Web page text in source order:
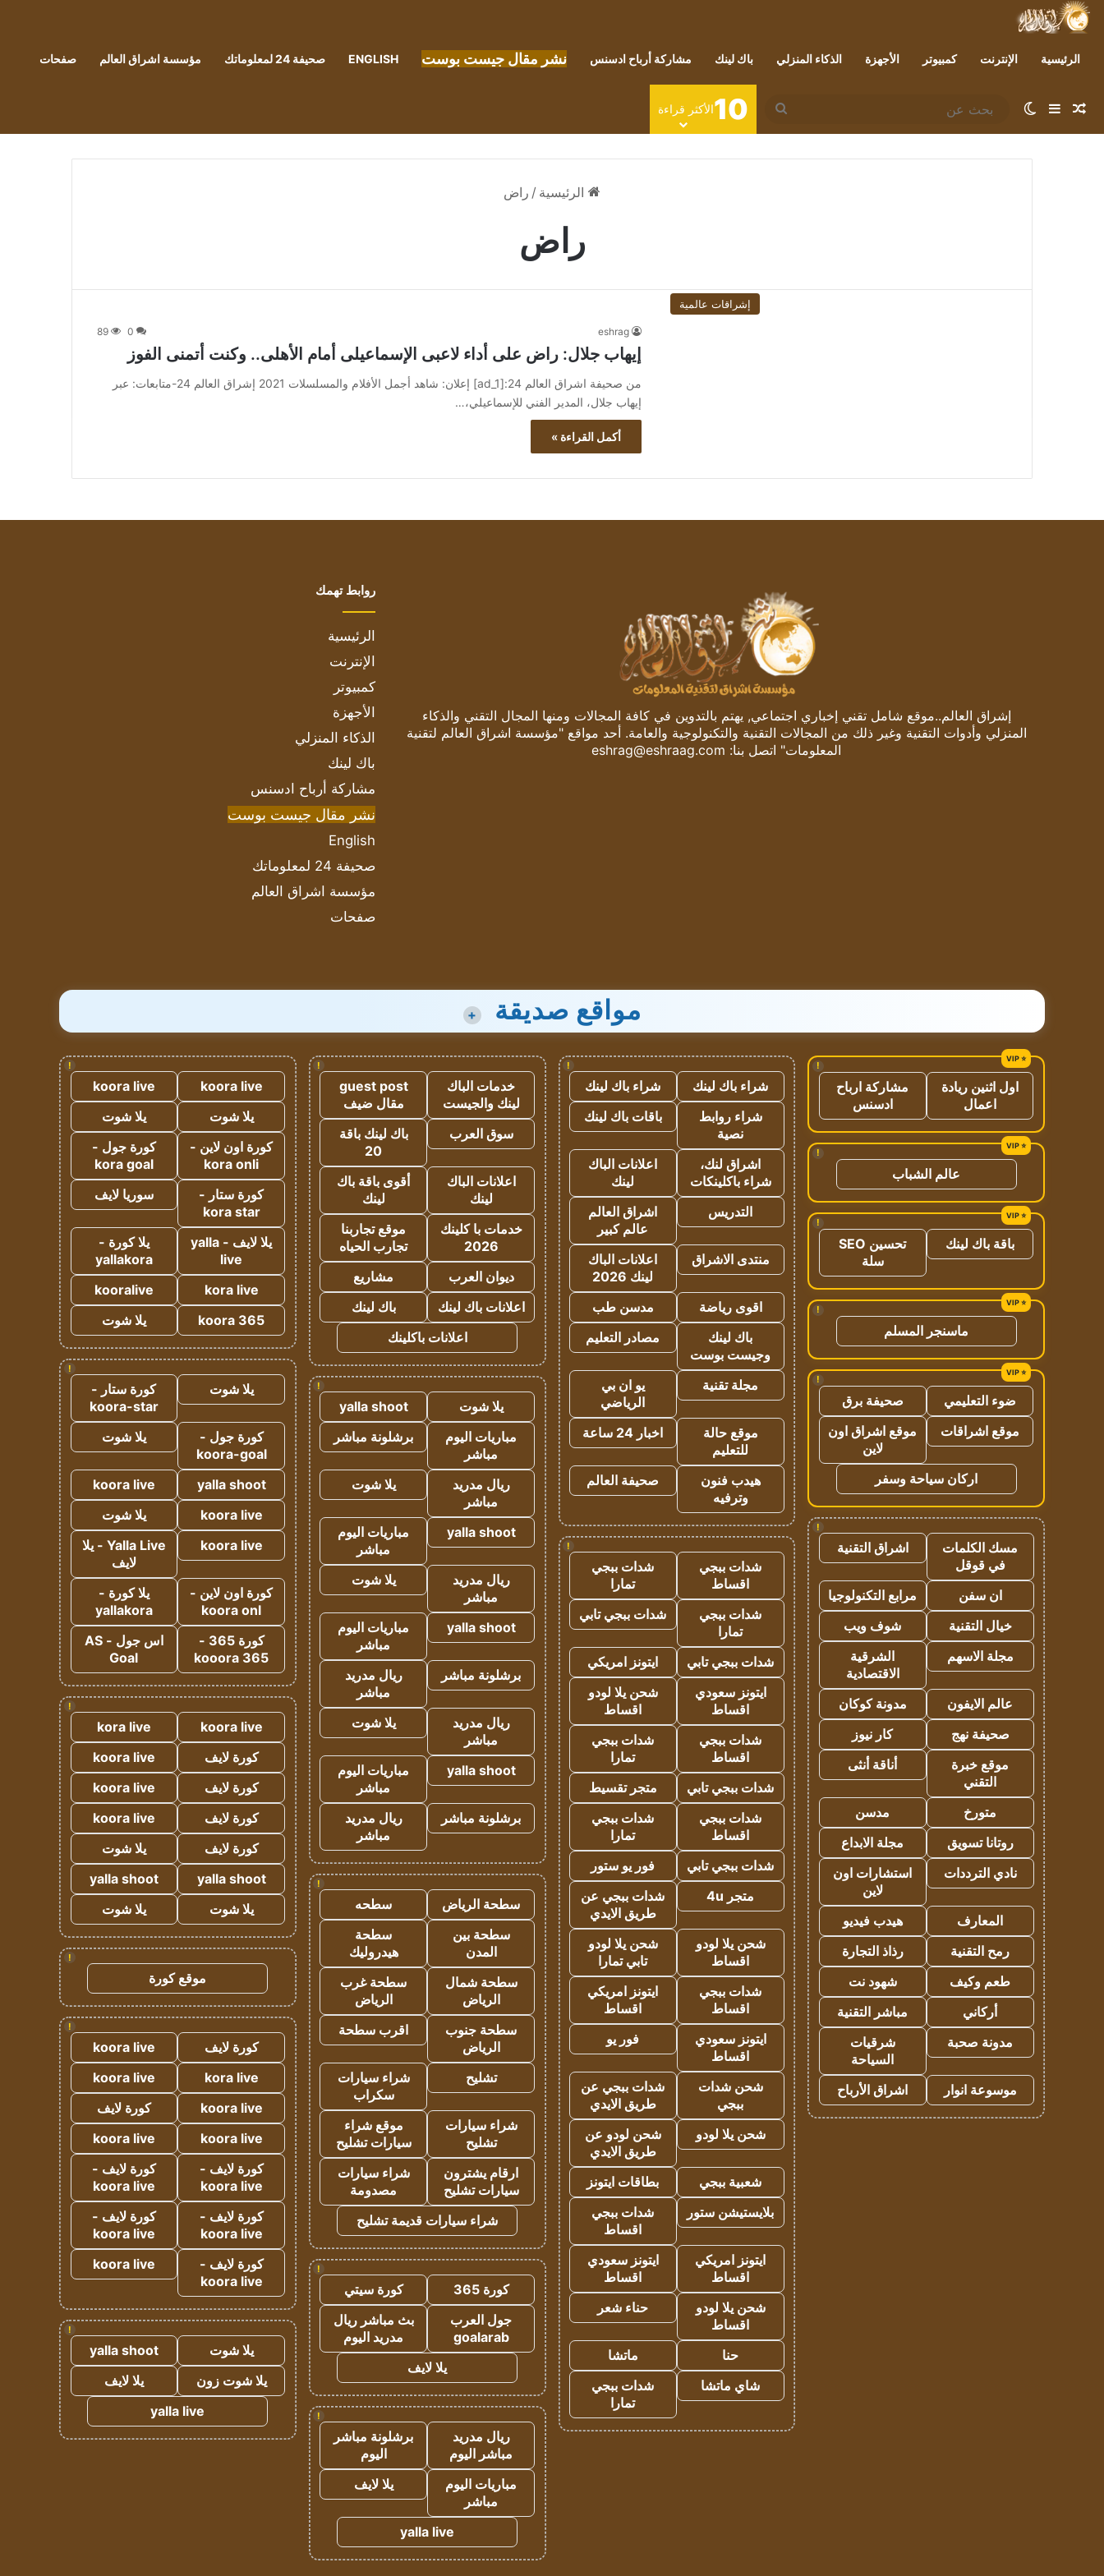
الرئيسية الإنترنت كمبيوتر الأجهزة الذكاء المنزلي باك لينك مشاركة أرباح ادسنس نشر مقال جيست بوست ENGLISH صحيفة 24 لمعلوماتك مؤسسة اشراق العالم صفحات
مقال عشوائي
إضافة عمود جانبي
الوضع المظلم
بحث
عن
10الأكثر قراءة
الرئيسية / راض
راض
إشراقات عالمية
eshrag
0
89
إيهاب جلال: راض على أداء لاعبى الإسماعيلى أمام الأهلى.. وكنت أتمنى الفوز
من صحيفة اشراق العالم 24:[ad_1] إعلان: شاهد أجمل الأفلام والمسلسلات 2021 إشراق العالم 24-متابعات: عبر
إيهاب جلال، المدير الفني للإسماعيلي،…
أكمل القراءة »
إشراق العالم..موقع شامل تقني إخباري اجتماعي, يهتم بالتدوين في كافة المجالات ومنها المجال التقني والذكاء
المنزلي وأدوات التقنية وغير ذلك من المجالات التقنية والتكنولوجية والعامة. أحد مواقع "مؤسسة اشراق العالم لتقنية
المعلومات" اتصل بنا: eshrag@eshraag.com
روابط تهمك
الرئيسية
الإنترنت
كمبيوتر
الأجهزة
الذكاء المنزلي
باك لينك
مشاركة أرباح ادسنس
نشر مقال جيست بوست
English
صحيفة 24 لمعلوماتك
مؤسسة اشراق العالم
صفحات
مواقع صديقة +
!
اول اثنين ريادة
اعمال
مشاركة ارباح
ادسنس
!
عالم الشباب
!
باقة باك لينك
تحسين SEO
سلة
!
ماسنجر المسلم
!
ضوء التعليمي
صحيفة برق
موقع اشراقات
موقع اشراق اون
لاين
اركان سياحة وسفر
!
مسك الكلمات
في قوقل
اشراق التقنية
ان سفن
مرابع التكنولوجيا
خيال التقنية
شوف ويب
مجلة الاسهم
الشرقية
الاقتصادية
عالم الايفون
مدونة كوكان
صحيفة نهج
كار نيوز
موقع خبرة
التقني
أناقة أنثى
متورخ
مدسن
روتانا تسويق
مجلة الابداع
نادي الترددات
استشارات اون
لاين
المعارف
هيدب فيديو
رمح التقنية
رذاذ التجارة
طعم وكيف
شهود نت
أركاني
مباشر التقنية
مدونة صحبة
شرقيات
السياحة
موسوعة انوار
اشراق الأرباح
!
شراء باك لينك
شراء باك لينك
شراء روابط
نصية
باقات باك لينك
اشراق لنك،
شراء باكلينكات
اعلانات الباك
لينك
التدريس
اشراق العالم
عالم كبير
منتدى الاشراق
اعلانات الباك
لينك 2026
اقوى رياضة
مدسن طب
باك لينك
وجيست بوست
مصادر التعليم
مجلة تقنية
يو ان بي
الرياضي
موقع حالة
للتعليم
اخبار 24 ساعة
هيدب فنون
وترفيه
صحيفة العالم
!
شدات ببجي
اقساط
شدات ببجي
تمارا
شدات ببجي
تمارا
شدات ببجي تابي
شدات ببجي تابي
ايتونز امريكي
ايتونز سعودي
اقساط
شحن يلا لودو
اقساط
شدات ببجي
اقساط
شدات ببجي
تمارا
شدات ببجي تابي
متجر تقسيط
شدات ببجي
اقساط
شدات ببجي
تمارا
شدات ببجي تابي
فور يو ستور
متجر 4u
شدات ببجي عن
طريق الايدي
شحن يلا لودو
اقساط
شحن يلا لودو
تابي تمارا
شدات ببجي
اقساط
ايتونز امريكي
اقساط
ايتونز سعودي
اقساط
فور يو
شحن شدات
ببجي
شدات ببجي عن
طريق الايدي
شحن يلا لودو
شحن لودو عن
طريق الايدي
شعبية ببجي
بطاقات ايتونز
بلايستيشن ستور
شدات ببجي
اقساط
ايتونز امريكي
اقساط
ايتونز سعودي
اقساط
شحن يلا لودو
اقساط
حناء شعر
حنا
ماتشا
شاي ماتشا
شدات ببجي
تمارا
!
خدمات الباك
لينك والجيست
guest post
مقال ضيف
سوق العرب
باك لينك باقة
20
اعلانات الباك
لينك
أقوى باقة باك
لينك
خدمات با كلينك
2026
موقع تجاربنا
تجارب الحياه
ديوان العرب
مشاريع
اعلانات باك لينك
باك لينك
اعلانات باكلينك
!
يلا شوت
yalla shoot
مباريات اليوم
مباشر
برشلونة مباشر
ريال مدريد
مباشر
يلا شوت
yalla shoot
مباريات اليوم
مباشر
ريال مدريد
مباشر
يلا شوت
yalla shoot
مباريات اليوم
مباشر
برشلونة مباشر
ريال مدريد
مباشر
ريال مدريد
مباشر
يلا شوت
yalla shoot
مباريات اليوم
مباشر
برشلونة مباشر
ريال مدريد
مباشر
!
سطحة الرياض
سطحه
سطحة بين
المدن
سطحة
هيدروليك
سطحة شمال
الرياض
سطحة غرب
الرياض
سطحة جنوب
الرياض
اقرب سطحة
تشليح
شراء سيارات
سكراب
شراء سيارات
تشليح
موقع شراء
سيارات تشليح
ارقام يشترون
سيارات تشليح
شراء سيارات
مصدومة
شراء سيارات قديمة تشليح
!
كورة 365
كورة سيتي
جول العرب
goalarab
بث مباشر ريال
مدريد اليوم
يلا لايف
!
ريال مدريد
مباشر اليوم
برشلونة مباشر
اليوم
مباريات اليوم
مباشر
يلا لايف
yalla live
!
koora live
koora live
يلا شوت
يلا شوت
كورة اون لاين -
kora onli
كورة جول -
kora goal
كورة ستار -
kora star
سوريا لايف
يلا لايف - yalla
live
يلا كورة -
yallakora
kora live
kooralive
koora 365
يلا شوت
!
يلا شوت
كورة ستار -
koora-star
كورة جول -
koora-goal
يلا شوت
yalla shoot
koora live
koora live
يلا شوت
koora live
Yalla Live - يلا
لايف
كورة اون لاين -
koora onl
يلا كورة -
yallakora
كورة 365 -
kooora 365
اس جول - AS
Goal
!
koora live
kora live
كورة لايف
koora live
كورة لايف
koora live
كورة لايف
koora live
كورة لايف
يلا شوت
yalla shoot
yalla shoot
يلا شوت
يلا شوت
!
موقع كورة
!
كورة لايف
koora live
kora live
koora live
koora live
كورة لايف
koora live
koora live
كورة لايف -
koora live
كورة لايف -
koora live
كورة لايف -
koora live
كورة لايف -
koora live
كورة لايف -
koora live
koora live
!
يلا شوت
yalla shoot
يلا شوت زون
يلا لايف
yalla live